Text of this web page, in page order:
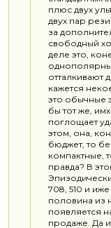
плюс двух
двух пар
за
свободный
деле это,
отталкивают
кажется
это обычные
бы тот же,
поглощает
этом, она,
бюджет, то
компактные,
правда? В
708, 510 и
половина из
появляется
продаже. Да и